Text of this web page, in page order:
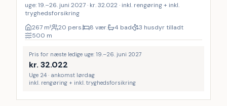
uge: 19.–26. juni 2027 · kr. 32.022 · inkl. rengøring + inkl.
tryghedsforsikring
267 m² 20 pers. 8 vær. 4 bad
3 husdyr tilladt
500 m
Pris for næste ledige uge: 19.–26. juni 2027
kr. 32.022
Uge 24 · ankomst lørdag
inkl. rengøring + inkl. tryghedsforsikring
Inkl. rengøring